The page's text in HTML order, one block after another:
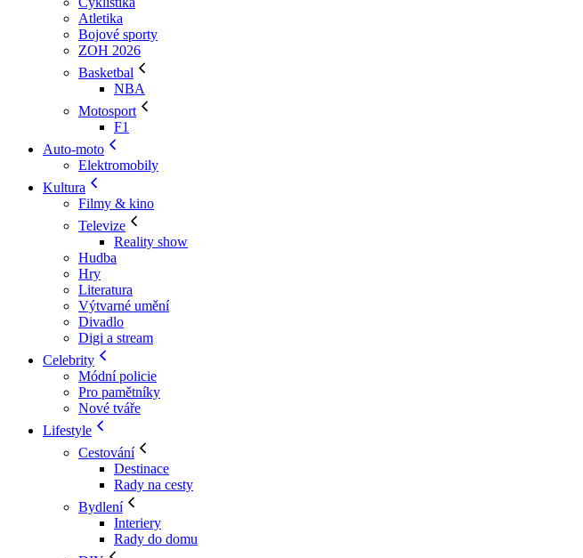
Atletika
Bojové sporty
ZOH 2026
Basketbal
NBA
Motosport
F1
Auto-moto
Elektromobily
Kultura
Filmy & kino
Televize
Reality show
Hudba
Hry
Literatura
Výtvarné umění
Divadlo
Digi a stream
Celebrity
Módní policie
Pro pamětníky
Nové tváře
Lifestyle
Cestování
Destinace
Rady na cesty
Bydlení
Interiery
Rady do domu